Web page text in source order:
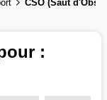
CSO (Saut
: